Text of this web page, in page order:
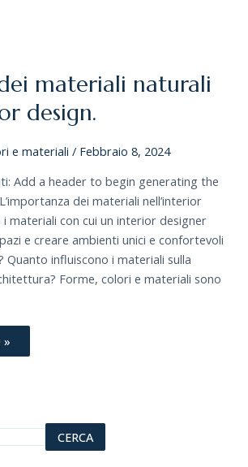
materiali naturali
design.
e materiali / Febbraio 8, 2024
Add a header to begin generating the
dei materiali nell’interior
i materiali con cui un interior designer
e creare ambienti unici e confortevoli
Quanto influiscono i materiali sulla
Forme, colori e materiali sono
»
CERCA